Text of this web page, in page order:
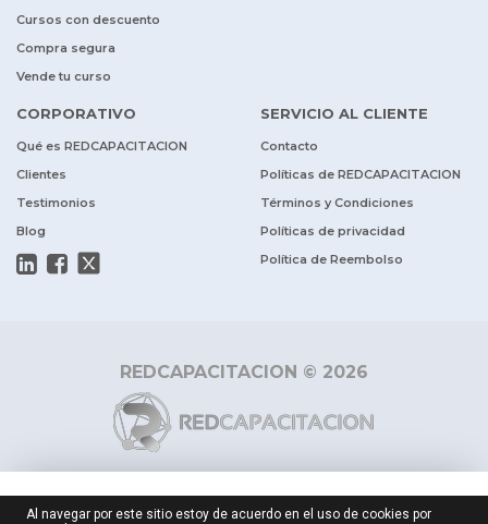
$ 23.700 $ 39.500 -40%
Cursos con descuento
Compra segura
Vende tu curso
CORPORATIVO
Qué es REDCAPACITACION
Clientes
Testimonios
Blog
SERVICIO AL CLIENTE
Contacto
Políticas de REDCAPACITACION
Términos y Condiciones
Políticas de privacidad
Política de Reembolso
REDCAPACITACION © 2026
Al navegar por este sitio estoy de acuerdo en el uso de cookies por